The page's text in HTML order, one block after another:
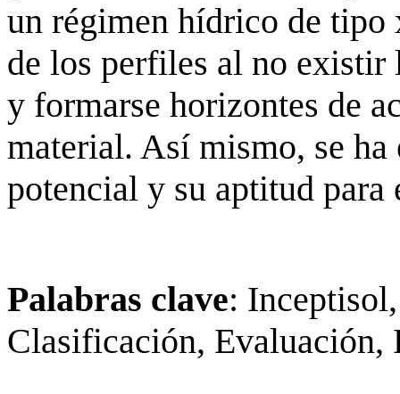
un régimen hídrico de
de los perfiles al no existir
y formarse horizontes de
material. Así mismo, se
potencial y su aptitud para
Palabras clave:
Clasificación, Evaluación,